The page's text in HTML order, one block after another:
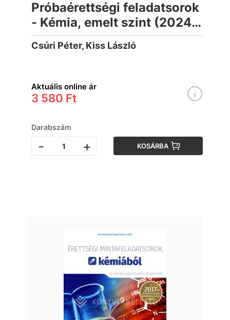
Próbaérettségi feladatsorok
- Kémia, emelt szint (2024-
től érvényes
követelmények)
Csúri Péter, Kiss László
Aktuális online ár
3 580 Ft
Darabszám
- + KOSÁRBA